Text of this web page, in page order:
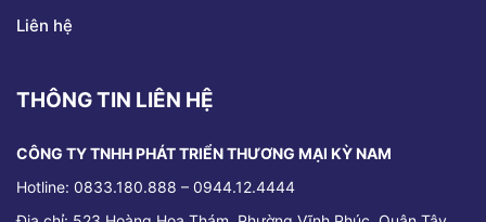
Liên hệ
THÔNG TIN LIÊN HỆ
CÔNG TY TNHH PHÁT TRIỂN THƯƠNG MẠI KỲ NAM
Hotline: 0833.180.888 – 0944.12.4444